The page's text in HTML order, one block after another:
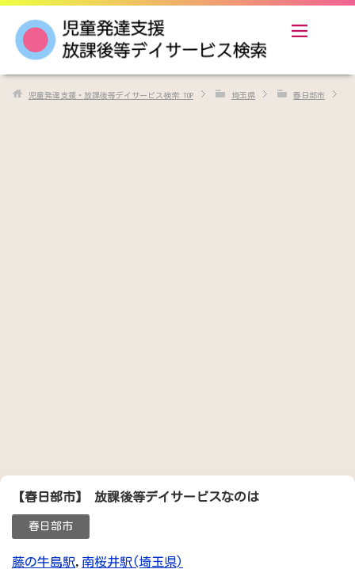
児童発達支援・放課後等デイサービス検索 TOP 埼玉県 春日部市
【春日部市】 放課後等デイサービスなのは
春日部市
藤の牛島駅, 南桜井駅(埼玉県)